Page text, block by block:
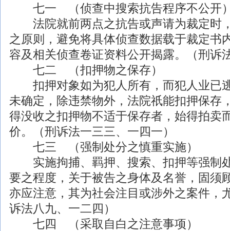
七一 （侦查中搜索抗告程序不公开
法院就前两点之抗告或声请为裁定时
之原则，避免将具体侦查数据载于裁定书
容及相关侦查卷证资料公开揭露。（刑诉
七二 （扣押物之保存）
扣押对象如为犯人所有，而犯人业已
未确定，除违禁物外，法院祇能扣押保存
得没收之扣押物不适于保存者，始得拍卖
价。（刑诉法一三三、一四一）
七三 （强制处分之慎重实施）
实施拘捕、羁押、搜索、扣押等强制
要之程度，关于被告之身体及名誉，固须
亦应注意，其为社会注目或涉外之案件，
诉法八九、一二四）
七四 （采取自白之注意事项）